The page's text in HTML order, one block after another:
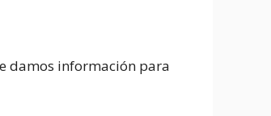
damos información para